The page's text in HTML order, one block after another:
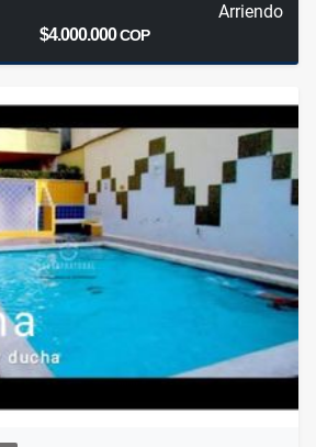
Arriendo
$4.000.000COP